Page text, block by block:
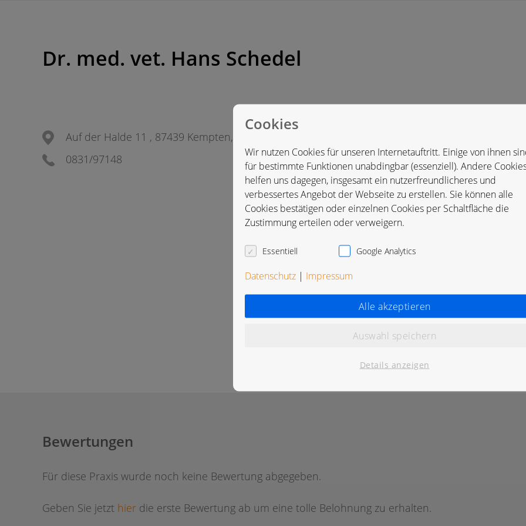
Dr. med. vet. Hans Schedel
Auf der Halde 11 , 87439 Kempten, Deutschland
0831/97148
Bewertungen
Für diese Praxis wurde noch keine Bewertung abgegeben.
Geben Sie jetzt hier die erste Bewertung ab um eine tolle Belohnung zu erhalten.
Cookies
Wir nutzen Cookies für unseren Internetauftritt. Einige von ihnen
für bestimmte Funktionen unabdingbar (essenziell). Andere
helfen uns dagegen, insgesamt ein nutzerfreundlicheres und
verbessertes Angebot der Webseite zu erstellen. Sie können alle
Cookies bestätigen oder einzelnen Cookies per Schaltfläche die
Zustimmung erteilen oder verweigern.
Essentiell Google Analytics
Datenschutz | Impressum
Alle akzeptieren
Auswahl speichern
Details anzeigen